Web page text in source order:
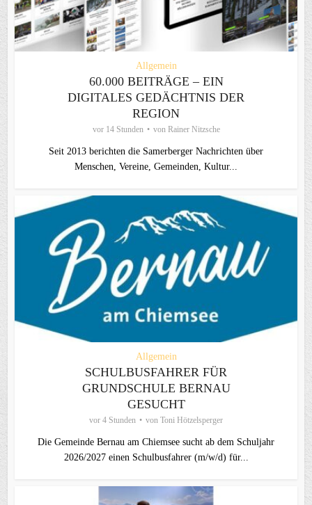
Allgemein
60.000 BEITRÄGE – EIN
DIGITALES GEDÄCHTNIS DER
REGION
vor 14 Stunden von Rainer Nitzsche
Seit 2013 berichten die Samerberger Nachrichten über
Menschen, Vereine, Gemeinden, Kultur...
Allgemein
SCHULBUSFAHRER FÜR
GRUNDSCHULE BERNAU
GESUCHT
vor 4 Stunden von Toni Hötzelsperger
Die Gemeinde Bernau am Chiemsee sucht ab dem Schuljahr
2026/2027 einen Schulbusfahrer (m/w/d) für...